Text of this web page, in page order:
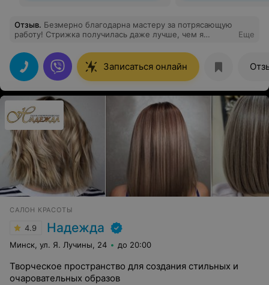
Отзыв. Безмерно благодарна мастеру за потрясающую
работу! Стрижка получилась даже лучше, чем я
100% восторга!
Еще
Записаться онлайн
САЛОН КРАСОТЫ
4.9 Надежда
Минск, ул. Я. Лучины, 24 до 20:00
Творческое пространство для создания стильных и
очаровательных образов